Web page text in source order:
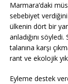
Marmara’daki
sebebiyet
ülkenin dört bir
anladığını
talanına karşı
rant ve ekolojik
Eyleme destek